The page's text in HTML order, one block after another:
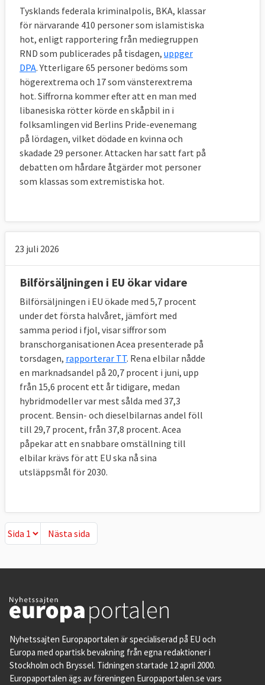
Tysklands federala kriminalpolis, BKA, klassar
för närvarande 410 personer som islamistiska
hot, enligt rapportering från mediegruppen
RND som publicerades på tisdagen, uppger
DPA. Ytterligare 65 personer bedöms som
högerextrema och 17 som vänsterextrema
hot. Siffrorna kommer efter att en man med
libanesiska rötter körde en skåpbil in i
folksamlingen vid Berlins Pride-evenemang
på lördagen, vilket dödade en kvinna och
skadade 29 personer. Attacken har satt fart på
debatten om hårdare åtgärder mot personer
som klassas som extremistiska hot.
23 juli 2026
Bilförsäljningen i EU ökar vidare
Bilförsäljningen i EU ökade med 5,7 procent
under det första halvåret, jämfört med
samma period i fjol, visar siffror som
branschorganisationen Acea presenterade på
torsdagen, rapporterar TT. Rena elbilar nådde
en marknadsandel på 20,7 procent i juni, upp
från 15,6 procent ett år tidigare, medan
hybridmodeller var mest sålda med 37,3
procent. Bensin- och dieselbilarnas andel föll
till 29,7 procent, från 37,8 procent. Acea
påpekar att en snabbare omställning till
elbilar krävs för att EU ska nå sina
utsläppsmål för 2030.
Nästa sida
Nästa sida
Nyhetssajten Europaportalen är specialiserad på EU och
Europa med opartisk bevakning från egna redaktioner i
Stockholm och Bryssel. Tidningen startade 12 april 2000.
Europaportalen ägs av föreningen Europaportalen.se vars